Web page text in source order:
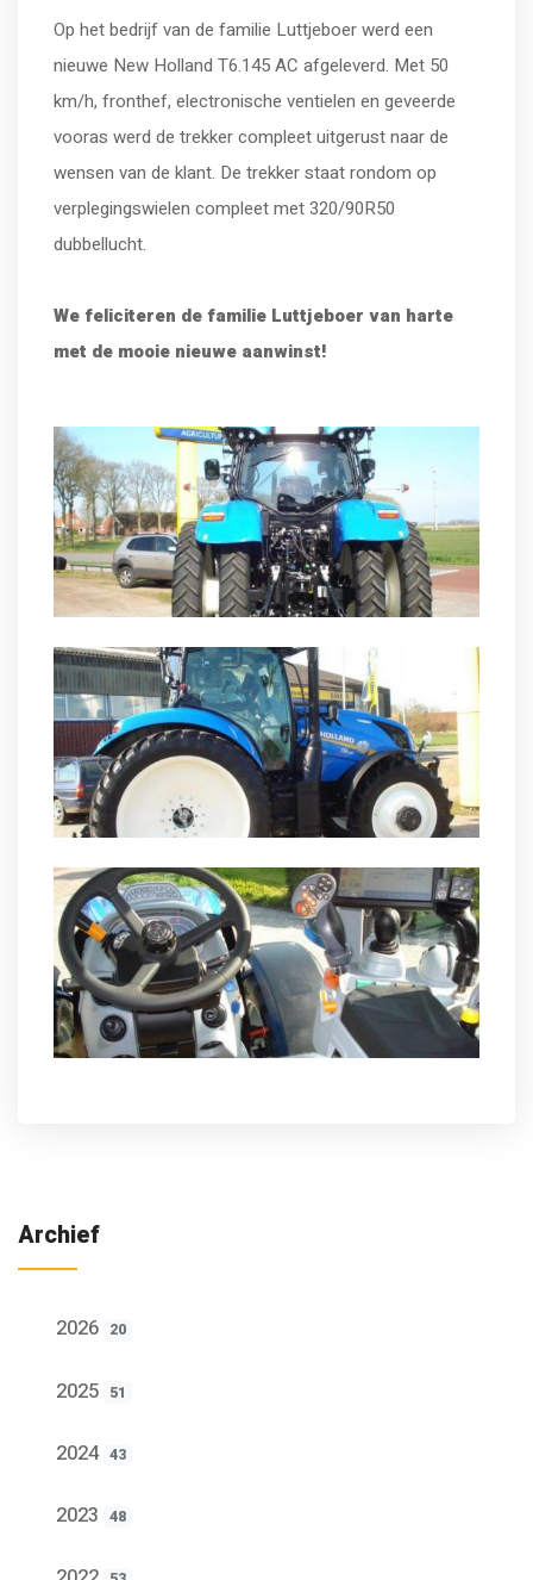
Op het bedrijf van de familie Luttjeboer werd een
nieuwe New Holland T6.145 AC afgeleverd. Met 50
km/h, fronthef, electronische ventielen en geveerde
vooras werd de trekker compleet uitgerust naar de
wensen van de klant. De trekker staat rondom op
verplegingswielen compleet met 320/90R50
dubbellucht.
We feliciteren de familie Luttjeboer van harte
met de mooie nieuwe aanwinst!
Archief
2026 20
2025 51
2024 43
2023 48